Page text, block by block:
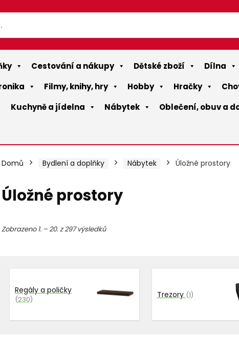
Cestování a nákupy Dětské zboží Dílna
Filmy, knihy, hry Hobby Hračky
Kuchyně a jídelna Nábytek Oblečení, obuv a
Domů Bydlení a doplňky Nábytek Úložné prostory
Úložné prostory
Zobrazeno 1. – 20. z 297 výsledků
Regály a poličky
(230) Trezory (1)